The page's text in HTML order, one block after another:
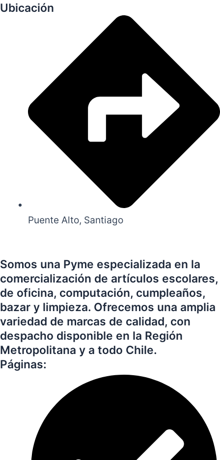
Ubicación
Puente Alto, Santiago
Somos una Pyme especializada en la
comercialización de artículos escolares,
de oficina, computación, cumpleaños,
bazar y limpieza. Ofrecemos una amplia
variedad de marcas de calidad, con
despacho disponible en la Región
Metropolitana y a todo Chile.
Páginas: